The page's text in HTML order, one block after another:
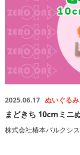
2025.06.17 ぬいぐる
まどきち 10cmミニ
株式会社椿本バルクシ